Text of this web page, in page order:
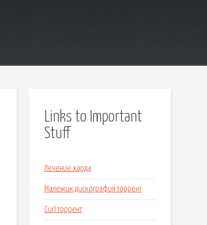
Links to Important
Stuff
Лечение харда
Малежик дискография торрент
Curl торрент